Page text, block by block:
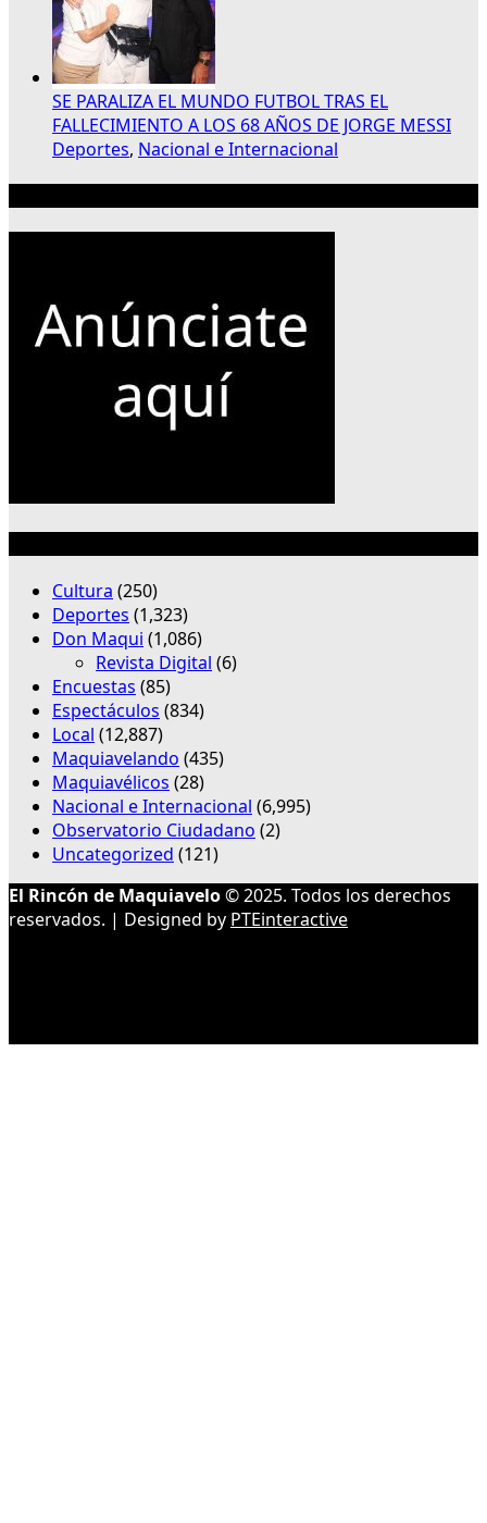
SE PARALIZA EL MUNDO FUTBOL TRAS EL
FALLECIMIENTO A LOS 68 AÑOS DE JORGE MESSI
Deportes, Nacional e Internacional
Cultura (250)
Deportes (1,323)
Don Maqui (1,086)
Revista Digital (6)
Encuestas (85)
Espectáculos (834)
Local (12,887)
Maquiavelando (435)
Maquiavélicos (28)
Nacional e Internacional (6,995)
Observatorio Ciudadano (2)
Uncategorized (121)
El Rincón de Maquiavelo© 2025. Todos los derechos
reservados. | Designed by PTEinteractive